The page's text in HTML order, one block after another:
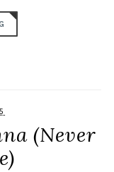
(Never